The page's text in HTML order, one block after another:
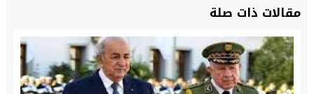
مقالات ذات صلة